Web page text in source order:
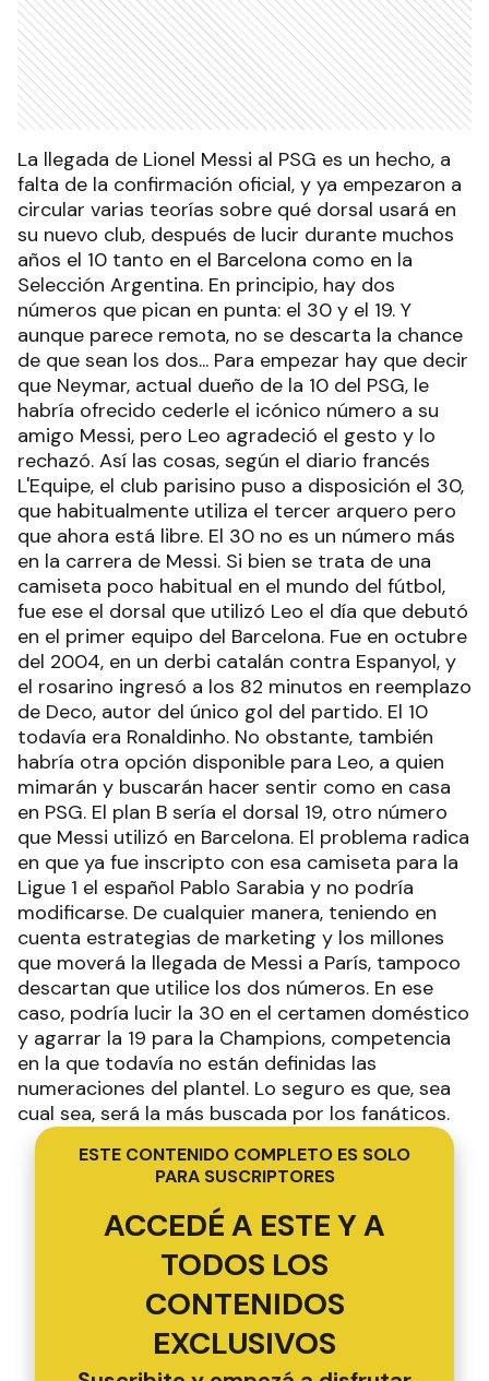
La llegada de Lionel Messi al PSG es un hecho, a
falta de la confirmación oficial, y ya empezaron a
circular varias teorías sobre qué dorsal usará en
su nuevo club, después de lucir durante muchos
años el 10 tanto en el Barcelona como en la
Selección Argentina. En principio, hay dos
números que pican en punta: el 30 y el 19. Y
aunque parece remota, no se descarta la chance
de que sean los dos... Para empezar hay que decir
que Neymar, actual dueño de la 10 del PSG, le
habría ofrecido cederle el icónico número a su
amigo Messi, pero Leo agradeció el gesto y lo
rechazó. Así las cosas, según el diario francés
L'Equipe, el club parisino puso a disposición el 30,
que habitualmente utiliza el tercer arquero pero
que ahora está libre. El 30 no es un número más
en la carrera de Messi. Si bien se trata de una
camiseta poco habitual en el mundo del fútbol,
fue ese el dorsal que utilizó Leo el día que debutó
en el primer equipo del Barcelona. Fue en octubre
del 2004, en un derbi catalán contra Espanyol, y
el rosarino ingresó a los 82 minutos en reemplazo
de Deco, autor del único gol del partido. El 10
todavía era Ronaldinho. No obstante, también
habría otra opción disponible para Leo, a quien
mimarán y buscarán hacer sentir como en casa
en PSG. El plan B sería el dorsal 19, otro número
que Messi utilizó en Barcelona. El problema radica
en que ya fue inscripto con esa camiseta para la
Ligue 1 el español Pablo Sarabia y no podría
modificarse. De cualquier manera, teniendo en
cuenta estrategias de marketing y los millones
que moverá la llegada de Messi a París, tampoco
descartan que utilice los dos números. En ese
caso, podría lucir la 30 en el certamen doméstico
y agarrar la 19 para la Champions, competencia
en la que todavía no están definidas las
numeraciones del plantel. Lo seguro es que, sea
cual sea, será la más buscada por los fanáticos.
ESTE CONTENIDO COMPLETO ES SOLO
PARA SUSCRIPTORES
ACCEDÉ A ESTE Y A
TODOS LOS
CONTENIDOS
EXCLUSIVOS